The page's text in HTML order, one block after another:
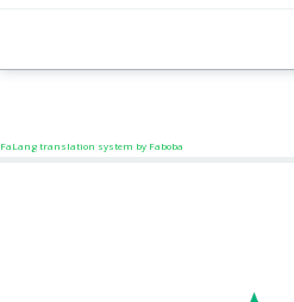
FaLang translation system by Faboba